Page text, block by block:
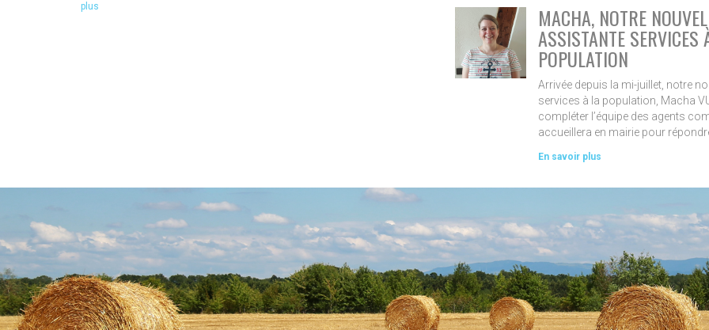
plus
MACHA, NOTRE
ASSISTANTE SERVICES
POPULATION
Arrivée depuis la mi-juillet, notre
services à la population, Macha
compléter l’équipe des agents
accueillera en mairie pour
En savoir plus